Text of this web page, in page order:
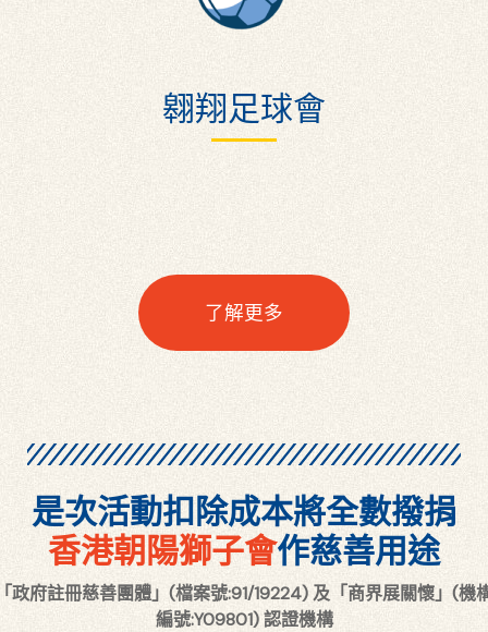
翱翔足球會
了解更多
是次活動扣除成本將全數撥捐
香港朝陽獅子會作慈善用途
政府註冊慈善團體」(檔案號:91/19224) 及「商界展關懷」(機
編號:Y09801) 認證機構